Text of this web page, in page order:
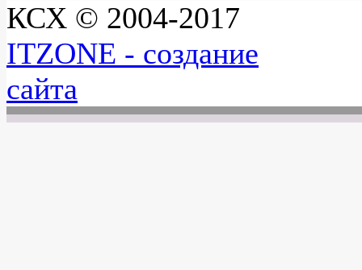
КСХ © 2004-2017
ITZONE - создание
сайта